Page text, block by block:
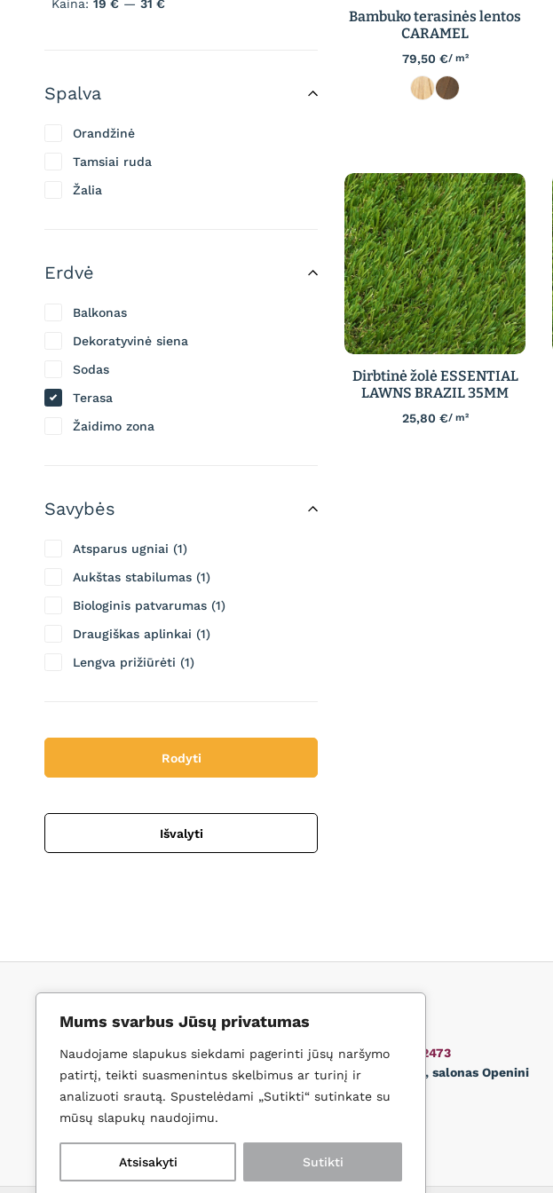
Mums svarbus Jūsų privatumas
Naudojame slapukus siekdami pagerinti jūsų naršymo
patirtį, teikti suasmenintus skelbimus ar turinį ir
analizuoti srautą. Spustelėdami „Sutikti“ sutinkate su
mūsų slapukų naudojimu.
Atsisakyti Sutikti
Bambuko terasinės lentos
CARAMEL
79,50 €/ m²
Dirbtinė žolė ESSENTIAL
LAWNS BRAZIL 35MM
25,80 €/ m²
Kaina: 19 € — 31 €
Spalva
Orandžinė
Tamsiai ruda
Žalia
Erdvė
Balkonas
Dekoratyvinė siena
Sodas
Terasa
Žaidimo zona
Savybės
Atsparus ugniai
1
Aukštas stabilumas
1
Biologinis patvarumas
1
Draugiškas aplinkai
1
Lengva prižiūrėti
1
Rodyti
Išvalyti
El. paštas:gm@grindupe.com
Tel. nr.:+370 650 38474|+44 7401162473
Adresas:T. Ševčenkos g. 19, Vilnius, salonas Openini
MB „GRINDUPĖ”
Įmonės kodas:
Rasti maršrutą